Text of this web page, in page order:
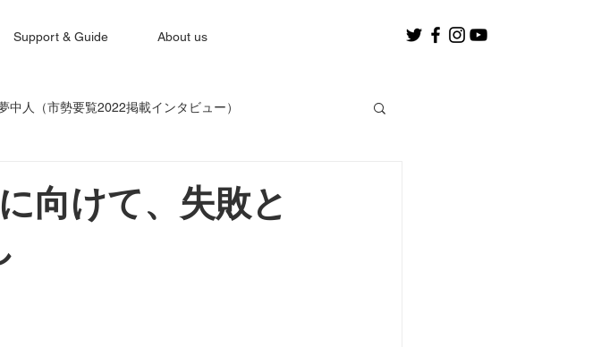
Support & Guide About us
中人（市勢要覧2022掲載インタビュー）
パスLIFE
向けて、失敗と